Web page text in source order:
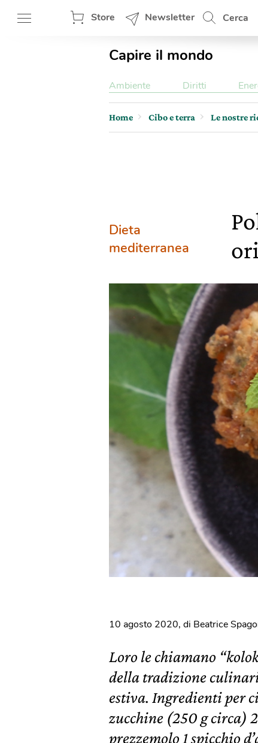
Store Newsletter Cerca
Capire il mondo
Ambiente Diritti
Home Cibo e terra Le nostre
Dieta
mediterranea
10 agosto 2020, di Beatrice
Loro le chiamano
della tradizione
estiva. Ingredienti per
zucchine (250 g circa)
prezzemolo 1 spicchio